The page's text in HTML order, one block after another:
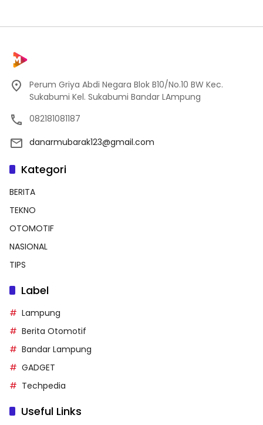
Perum Griya Abdi Negara Blok B10/No.10 BW Kec.
Sukabumi Kel. Sukabumi Bandar LAmpung
082181081187
danarmubarak123@gmail.com
Kategori
BERITA
TEKNO
OTOMOTIF
NASIONAL
TIPS
Label
Lampung
Berita Otomotif
Bandar Lampung
GADGET
Techpedia
Useful Links